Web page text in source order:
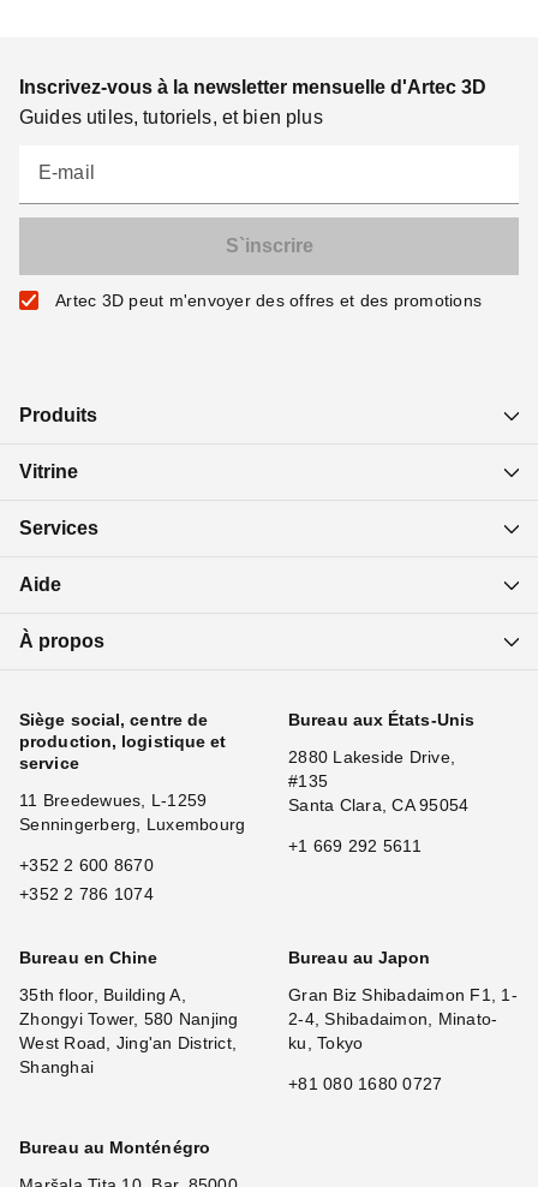
Inscrivez-vous à la newsletter mensuelle d'Artec 3D
Guides utiles, tutoriels, et bien plus
E-mail
Artec 3D peut m'envoyer des offres et des promotions
Produits
Vitrine
Services
Aide
À propos
Siège social, centre de
production, logistique et
service
11 Breedewues, L-1259
Senningerberg, Luxembourg
+352 2 600 8670
+352 2 786 1074
Bureau aux États-Unis
2880 Lakeside Drive,
#135
Santa Clara, CA 95054
+1 669 292 5611
Bureau en Chine
35th floor, Building A,
Zhongyi Tower, 580 Nanjing
West Road, Jing'an District,
Shanghai
Bureau au Japon
Gran Biz Shibadaimon F1, 1-
2-4, Shibadaimon, Minato-
ku, Tokyo
+81 080 1680 0727
Bureau au Monténégro